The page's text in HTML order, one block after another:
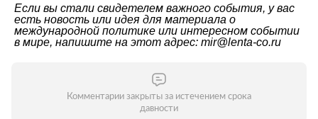
Если вы стали свидетелем важного события, у вас
есть новость или идея для материала о
международной политике или интересном событии
в мире, напишите на этот адрес: mir@lenta-co.ru
Комментарии закрыты за истечением срока
давности